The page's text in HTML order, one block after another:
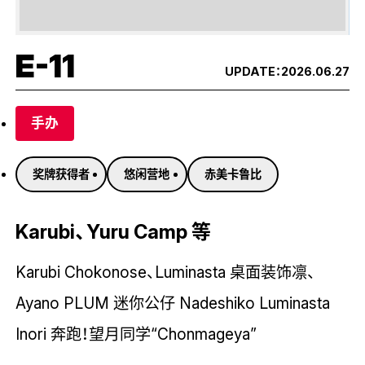
E-11 UPDATE：2026.06.27
手办
奖牌获得者 悠闲营地 赤美卡鲁比
Karubi、Yuru Camp 等
Karubi Chokonose、Luminasta 桌面装饰凛、
Ayano PLUM 迷你公仔 Nadeshiko Luminasta
Inori 奔跑！望月同学“Chonmageya”